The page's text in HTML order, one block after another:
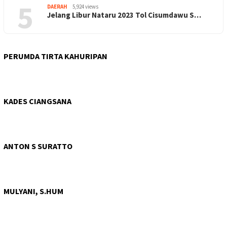
5 DAERAH 5,924 views
Jelang Libur Nataru 2023 Tol Cisumdawu S…
PERUMDA TIRTA KAHURIPAN
KADES CIANGSANA
ANTON S SURATTO
MULYANI, S.HUM